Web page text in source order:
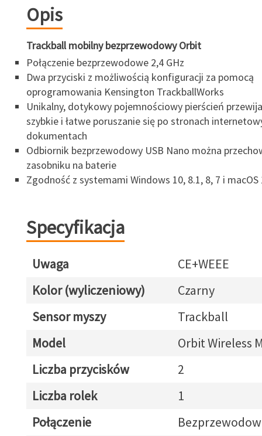
Opis
Trackball mobilny bezprzewodowy Orbit
Połączenie bezprzewodowe 2,4 GHz
Dwa przyciski z możliwością konfiguracji za pomocą
oprogramowania Kensington TrackballWorks
Unikalny, dotykowy pojemnościowy pierścień
szybkie i łatwe poruszanie się po stronach
dokumentach
Odbiornik bezprzewodowy USB Nano można
zasobniku na baterie
Zgodność z systemami Windows 10, 8.1, 8, 7 i macOS
Specyfikacja
Uwaga
CE+WEEE
Kolor (wyliczeniowy)
Czarny
Sensor myszy
Trackball
Model
Orbit Wireless
Liczba przycisków
2
Liczba rolek
1
Połączenie